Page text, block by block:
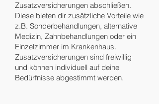
Zusatzversicherungen abschließen.
Diese bieten dir zusätzliche Vorteile wie
z.B. Sonderbehandlungen, alternative
Medizin, Zahnbehandlungen oder ein
Einzelzimmer im Krankenhaus.
Zusatzversicherungen sind freiwillig
und können individuell auf deine
Bedürfnisse abgestimmt werden.